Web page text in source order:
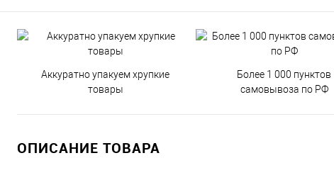
Аккуратно упакуем хрупкие
товары
Более 1 000 пунктов
самовывоза по РФ
ОПИСАНИЕ ТОВАРА